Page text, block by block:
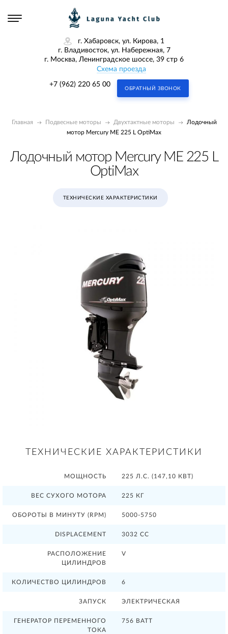
г. Хабаровск, ул. Кирова, 1
г. Владивосток, ул. Набережная, 7
г. Москва, Ленинградское шоссе, 39 стр 6
Схема проезда
+7 (962) 220 65 00
ОБРАТНЫЙ ЗВОНОК
Главная Подвесные моторы Двухтактные моторы
Лодочный
мотор Mercury ME 225 L OptiMax
Лодочный мотор Mercury ME 225 L
OptiMax
ТЕХНИЧЕСКИЕ ХАРАКТЕРИСТИКИ
ТЕХНИЧЕСКИЕ ХАРАКТЕРИСТИКИ
МОЩНОСТЬ 225 Л.С. (147,10 КВТ)
ВЕС СУХОГО МОТОРА 225 КГ
ОБОРОТЫ В МИНУТУ (RPM) 5000-5750
DISPLACEMENT 3032 CC
РАСПОЛОЖЕНИЕ
ЦИЛИНДРОВ
V
КОЛИЧЕСТВО ЦИЛИНДРОВ 6
ЗАПУСК ЭЛЕКТРИЧЕСКАЯ
ГЕНЕРАТОР ПЕРЕМЕННОГО
ТОКА
756 ВАТТ